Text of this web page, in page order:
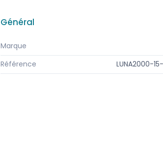
Général
Marque
Référence
LUNA2000-